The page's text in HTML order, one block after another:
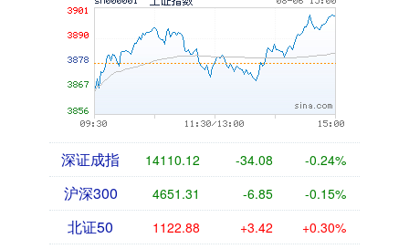
深证成指 14110.12 -34.08 -0.24%
沪深300 4651.31 -6.85 -0.15%
北证50 1122.88 +3.42 +0.30%